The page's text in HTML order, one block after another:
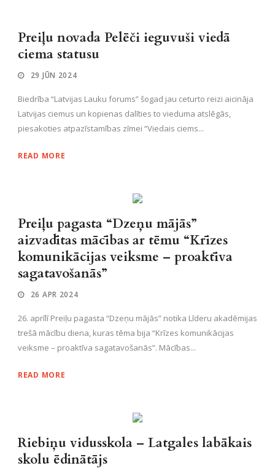
Preiļu novada Pelēči ieguvuši viedā
ciema statusu
29 JŪN 2024
Biedrība “Latvijas Lauku forums” šogad jau ceturto reizi aicināja
Latvijas ciemus un kopienas dalīties to vieduma atslēgās,
piesakoties atpazīstamības zīmei “Viedais ciems...
READ MORE
Preiļu pagasta “Dzeņu mājās”
aizvadītas mācības ar tēmu “Krīzes
komunikācijas veiksme – proaktīva
sagatavošanās”
26 APR 2024
26. aprīlī Preiļu pagasta “Dzeņu mājās” notika Līderu akadēmijas
trešā mācību diena, kuras tēma bija “Krīzes komunikācijas
veiksme – proaktīva sagatavošanās”. Mācības...
READ MORE
Riebiņu vidusskola – Latgales labākais
skolu ēdinātājs